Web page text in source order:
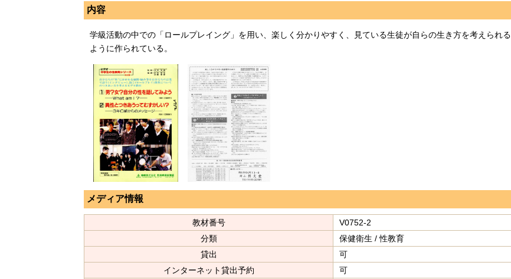
内容
学級活動の中での「ロールプレイング」を用い、楽しく分かりやすく、見ている生徒が自らの生き方を考えられる
ように作られている。
メディア情報
教材番号
V0752-2
分類
保健衛生 / 性教育
貸出
可
インターネット貸出予約
可